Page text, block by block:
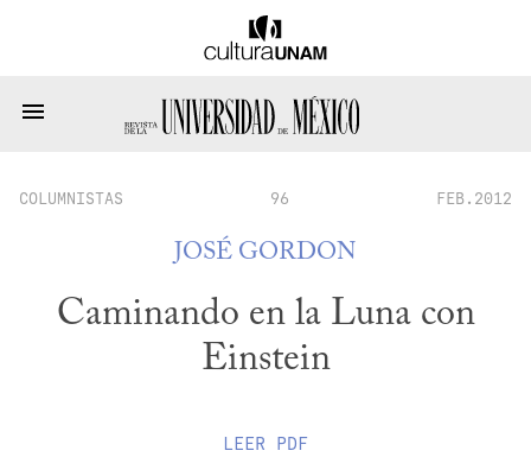
COLUMNISTAS 96 FEB.2012
JOSÉ GORDON
Caminando en la Luna con
Einstein
LEER PDF